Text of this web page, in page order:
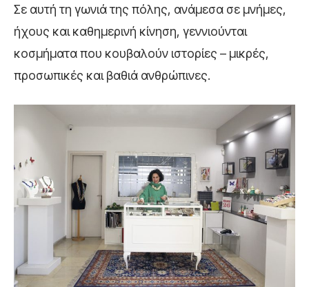
Σε αυτή τη γωνιά της πόλης, ανάμεσα σε μνήμες,
ήχους και καθημερινή κίνηση, γεννιούνται
κοσμήματα που κουβαλούν ιστορίες – μικρές,
προσωπικές και βαθιά ανθρώπινες.